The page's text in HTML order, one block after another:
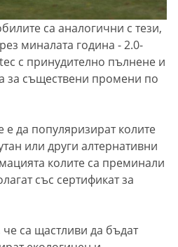
са аналогични с тези,
миналата година - 2.0-
с принудително пълнене и
за съществени промени по
е да популяризират колите
или други алтернативни
колите са преминали
със сертификат за
са щастливи да бъдат